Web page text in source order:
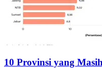
10 Provinsi yang